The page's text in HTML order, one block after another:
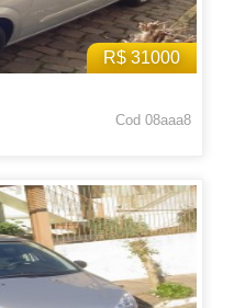
R$ 31000
Cod 08aaa8